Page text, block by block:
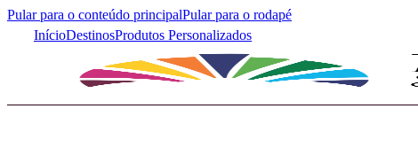
Pular para o conteúdo principalPular para o rodapé
InícioDestinosProdutos Personalizados